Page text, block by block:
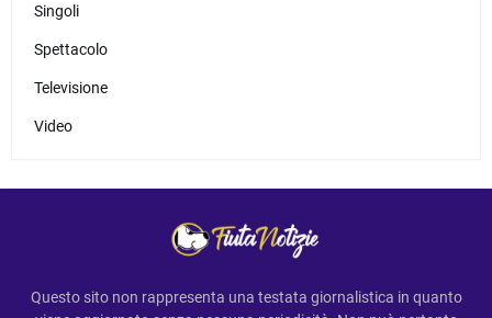
Singoli
Spettacolo
Televisione
Video
Questo sito non rappresenta una testata giornalistica in quanto